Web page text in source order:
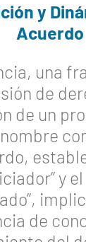
y
Acuerdo
una
de
de un
y el
de